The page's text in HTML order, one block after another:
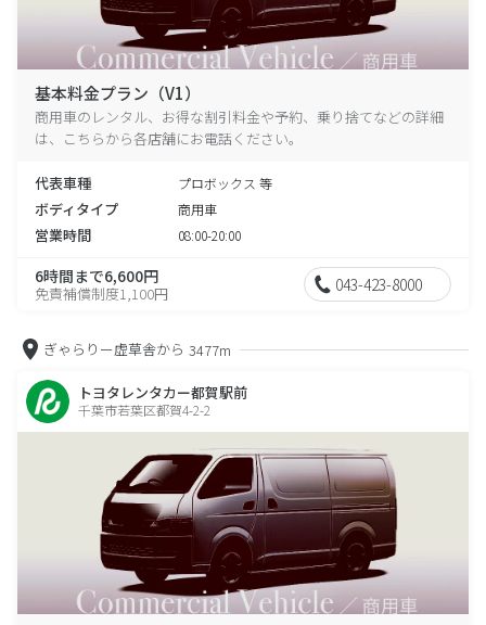
基本料金プラン（V1）
商用車のレンタル、お得な割引料金や予約、乗り捨てなどの詳細
は、こちらから各店舗にお電話ください。
代表車種 プロボックス 等
ボディタイプ 商用車
営業時間 08:00-20:00
6時間まで6,600円
免責補償制度1,100円 043-423-8000
ぎゃらりー虚草舎から 3477m
トヨタレンタカー都賀駅前
千葉市若葉区都賀4-2-2